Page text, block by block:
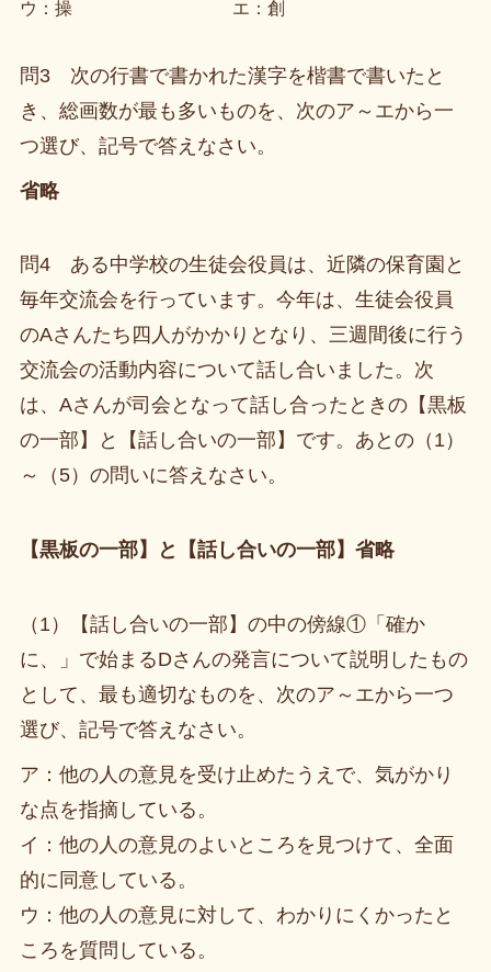
ウ：操
エ：創
問3 次の行書で書かれた漢字を楷書で書いたと
き、総画数が最も多いものを、次のア～エから一
つ選び、記号で答えなさい。
省略
問4 ある中学校の生徒会役員は、近隣の保育園と
毎年交流会を行っています。今年は、生徒会役員
のAさんたち四人がかかりとなり、三週間後に行う
交流会の活動内容について話し合いました。次
は、Aさんが司会となって話し合ったときの【黒板
の一部】と【話し合いの一部】です。あとの（1）
～（5）の問いに答えなさい。
【黒板の一部】と【話し合いの一部】省略
（1）【話し合いの一部】の中の傍線①「確か
に、」で始まるDさんの発言について説明したもの
として、最も適切なものを、次のア～エから一つ
選び、記号で答えなさい。
ア：他の人の意見を受け止めたうえで、気がかり
な点を指摘している。
イ：他の人の意見のよいところを見つけて、全面
的に同意している。
ウ：他の人の意見に対して、わかりにくかったと
ころを質問している。